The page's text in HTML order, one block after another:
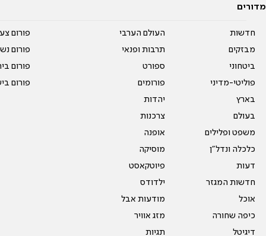
מדורים
חדשות
מבזקים
ביטחוני
פוליטי-מדיני
בארץ
בעולם
משפט ופלילים
כלכלה ונדל"ן
דעות
חדשות המגזר
אוכל
כיפה שחורה
דיגיטל
העולם הערבי
תרבות ופנאי
ספורט
פורומים
יהדות
צרכנות
אופנה
מוסיקה
פיוטקאסט
ילדודס
מודעות אבל
מזג אוויר
תגיות
פורום
פורום
פורום
פורום